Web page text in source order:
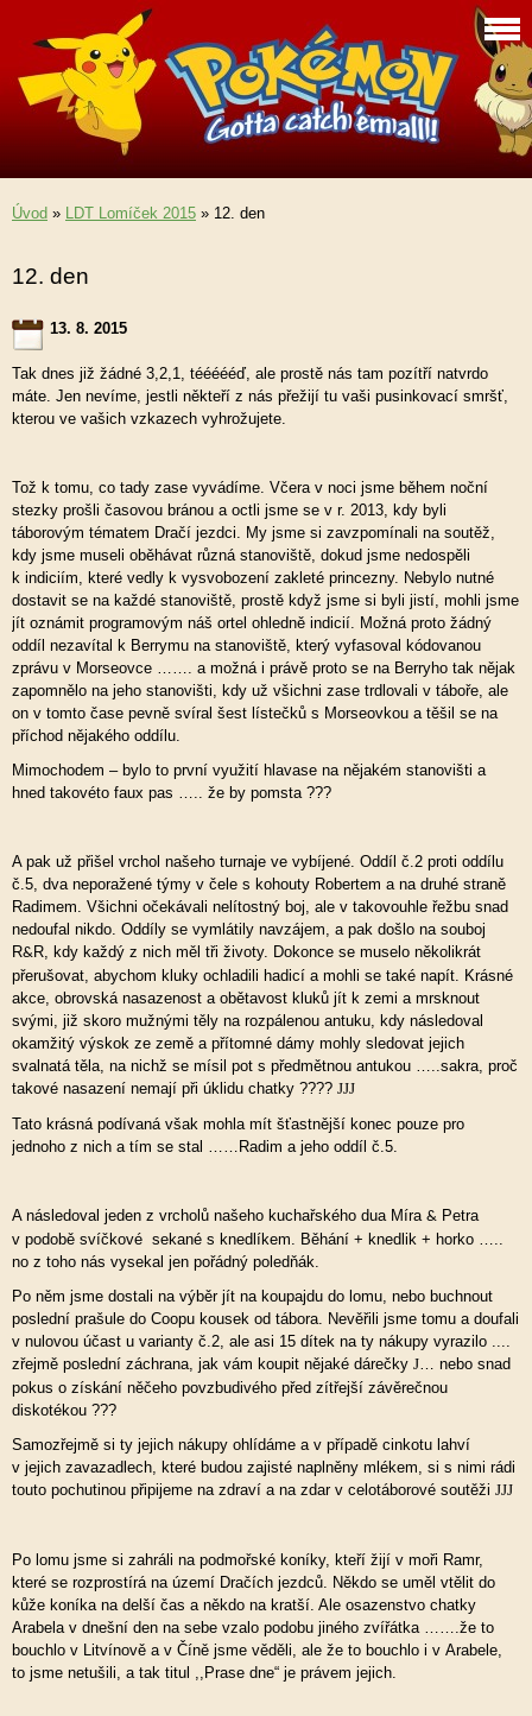
Úvod » LDT Lomíček 2015 » 12. den
12. den
13. 8. 2015
Tak dnes již žádné 3,2,1, téééééď, ale prostě nás tam pozítří natvrdo
máte. Jen nevíme, jestli někteří z nás přežijí tu vaši pusinkovací smršť,
kterou ve vašich vzkazech vyhrožujete.
Tož k tomu, co tady zase vyvádíme. Včera v noci jsme během noční
stezky prošli časovou bránou a octli jsme se v r. 2013, kdy byli
táborovým tématem Dračí jezdci. My jsme si zavzpomínali na soutěž,
kdy jsme museli oběhávat různá stanoviště, dokud jsme nedospěli
k indiciím, které vedly k vysvobození zakleté princezny. Nebylo nutné
dostavit se na každé stanoviště, prostě když jsme si byli jistí, mohli jsme
jít oznámit programovým náš ortel ohledně indicií. Možná proto žádný
oddíl nezavítal k Berrymu na stanoviště, který vyfasoval kódovanou
zprávu v Morseovce ……. a možná i právě proto se na Berryho tak nějak
zapomnělo na jeho stanovišti, kdy už všichni zase trdlovali v táboře, ale
on v tomto čase pevně svíral šest lístečků s Morseovkou a těšil se na
příchod nějakého oddílu.
Mimochodem – bylo to první využití hlavase na nějakém stanovišti a
hned takovéto faux pas ….. že by pomsta ???
A pak už přišel vrchol našeho turnaje ve vybíjené. Oddíl č.2 proti oddílu
č.5, dva neporažené týmy v čele s kohouty Robertem a na druhé straně
Radimem. Všichni očekávali nelítostný boj, ale v takovouhle řežbu snad
nedoufal nikdo. Oddíly se vymlátily navzájem, a pak došlo na souboj
R&R, kdy každý z nich měl tři životy. Dokonce se muselo několikrát
přerušovat, abychom kluky ochladili hadicí a mohli se také napít. Krásné
akce, obrovská nasazenost a obětavost kluků jít k zemi a mrsknout
svými, již skoro mužnými těly na rozpálenou antuku, kdy následoval
okamžitý výskok ze země a přítomné dámy mohly sledovat jejich
svalnatá těla, na nichž se mísil pot s předmětnou antukou …..sakra, proč
takové nasazení nemají při úklidu chatky ???? JJJ
Tato krásná podívaná však mohla mít šťastnější konec pouze pro
jednoho z nich a tím se stal ……Radim a jeho oddíl č.5.
A následoval jeden z vrcholů našeho kuchařského dua Míra & Petra
v podobě svíčkové sekané s knedlíkem. Běhání + knedlik + horko …..
no z toho nás vysekal jen pořádný poledňák.
Po něm jsme dostali na výběr jít na koupajdu do lomu, nebo buchnout
poslední prašule do Coopu kousek od tábora. Nevěřili jsme tomu a doufali
v nulovou účast u varianty č.2, ale asi 15 dítek na ty nákupy vyrazilo ....
zřejmě poslední záchrana, jak vám koupit nějaké dárečky J… nebo snad
pokus o získání něčeho povzbudivého před zítřejší závěrečnou
diskotékou ???
Samozřejmě si ty jejich nákupy ohlídáme a v případě cinkotu lahví
v jejich zavazadlech, které budou zajisté naplněny mlékem, si s nimi rádi
touto pochutinou připijeme na zdraví a na zdar v celotáborové soutěži JJJ
Po lomu jsme si zahráli na podmořské koníky, kteří žijí v moři Ramr,
které se rozprostírá na území Dračích jezdců. Někdo se uměl vtělit do
kůže koníka na delší čas a někdo na kratší. Ale osazenstvo chatky
Arabela v dnešní den na sebe vzalo podobu jiného zvířátka …….že to
bouchlo v Litvínově a v Číně jsme věděli, ale že to bouchlo i v Arabele,
to jsme netušili, a tak titul ,,Prase dne“ je právem jejich.